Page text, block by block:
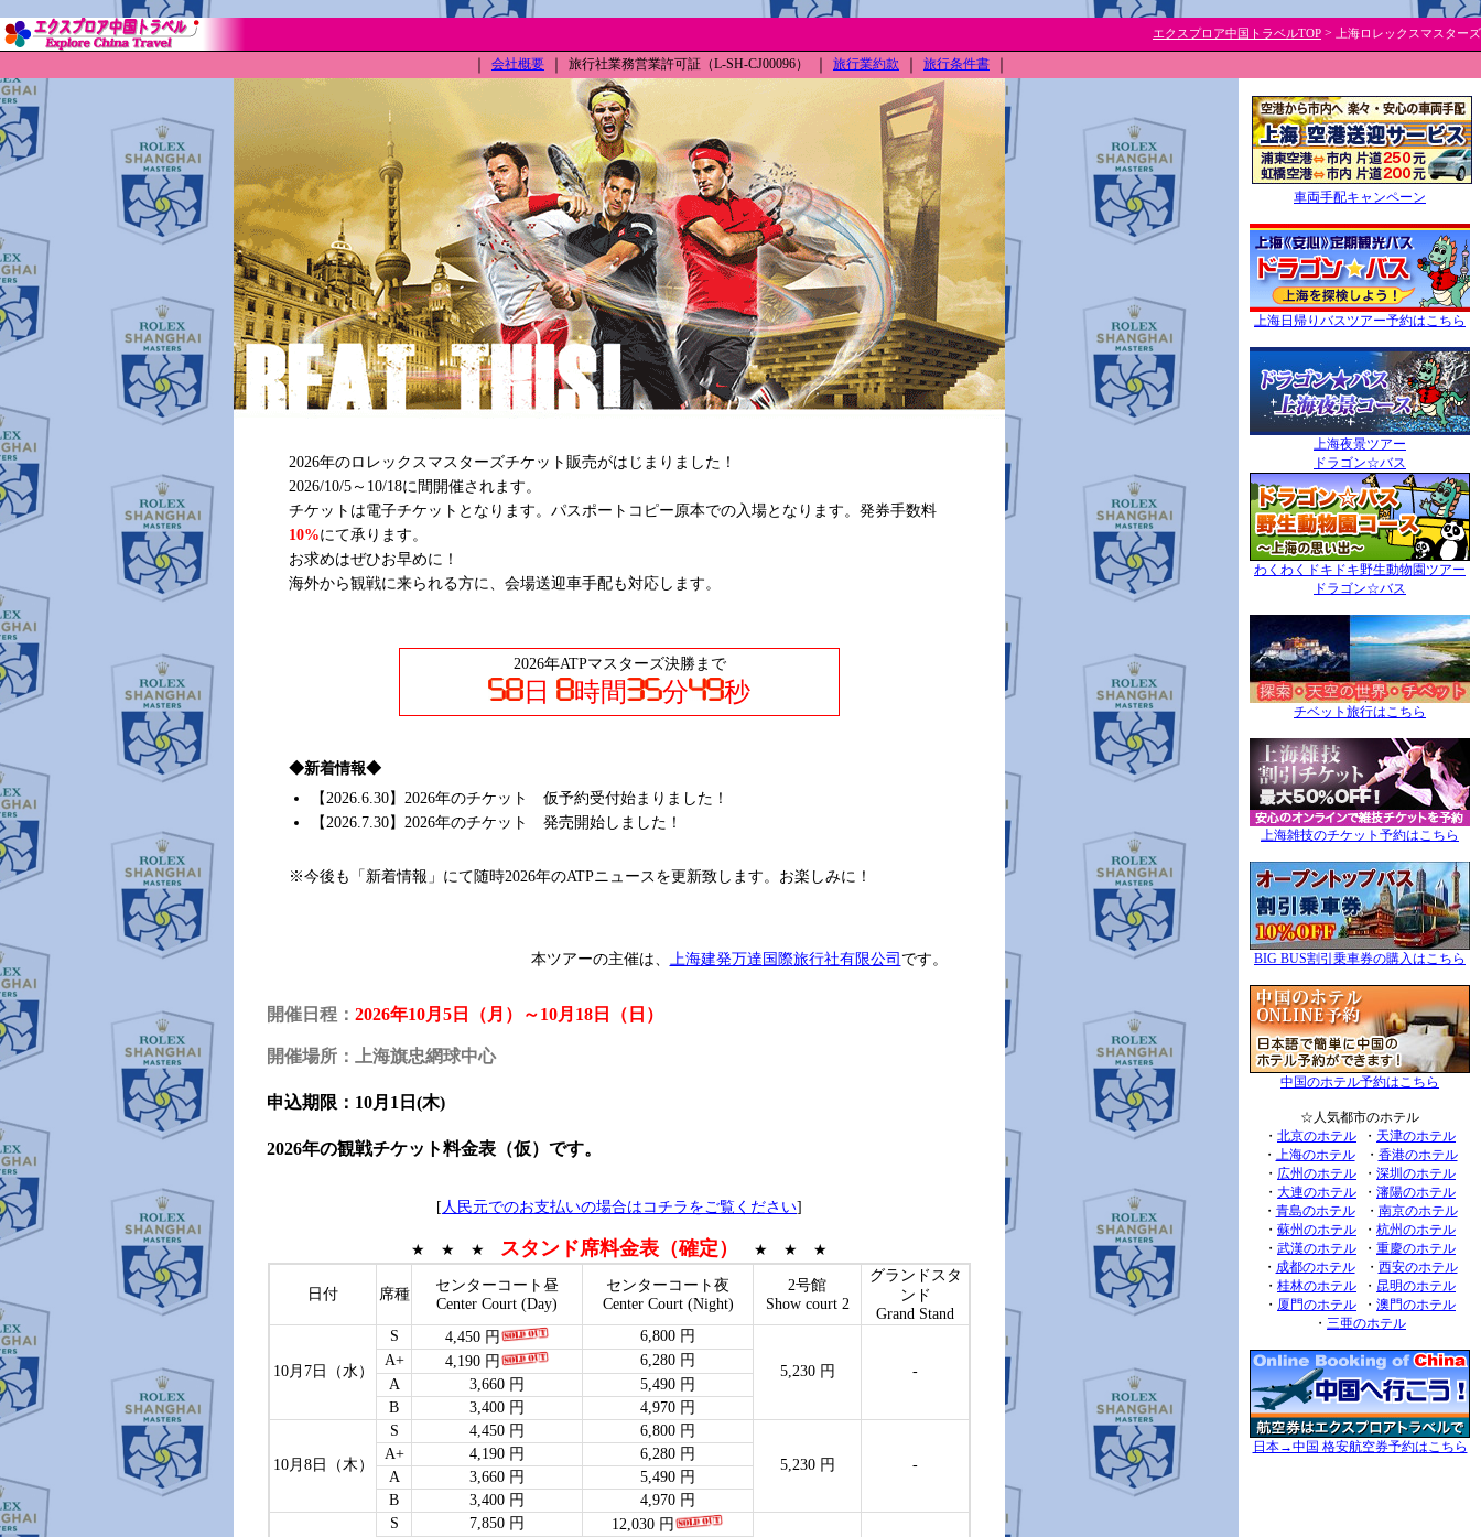
エクスプロア中国トラベルTOP > 上海ロレックスマスターズ
会社概要 旅行社業務営業許可証（L-SH-CJ00096） 旅行業約款 旅行条件書
2026年のロレックスマスターズチケット販売がはじまりました！
2026/10/5～10/18に間開催されます。
チケットは電子チケットとなります。パスポートコピー原本での入場となります。発券手数料
10%にて承ります。
お求めはぜひお早めに！
海外から観戦に来られる方に、会場送迎車手配も対応します。
2026年ATPマスターズ決勝まで
日 時間 分 秒
◆新着情報◆
【2026.6.30】2026年のチケット 仮予約受付始まりました！
【2026.7.30】2026年のチケット 発売開始しました！
※今後も「新着情報」にて随時2026年のATPニュースを更新致します。お楽しみに！
本ツアーの主催は、 上海建発万達国際旅行社有限公司 です。
開催日程： 2026年10月5日（月）～10月18日（日）
開催場所：上海旗忠網球中心
申込期限：10月1日(木)
2026年の観戦チケット料金表（仮）です。
[ 人民元でのお支払いの場合はコチラをご覧ください]
★ ★ ★ スタンド席料金表（確定） ★ ★ ★
日付 席種
センターコート昼
Center Court (Day)
センターコート夜
Center Court (Night)
2号館
Show court 2
グランドスタ
ンド
Grand Stand
10月7日（水）
S 4,450 円 6,800 円
5,230 円 -
A+ 4,190 円
6,280 円
A
3,660 円
5,490 円
B
3,400 円 4,970 円
10月8日（木）
S 4,450 円 6,800 円
5,230 円 -
A+ 4,190 円
6,280 円
A
3,660 円
5,490 円
B
3,400 円 4,970 円
S 7,850 円 12,030 円
車両手配キャンペーン
上海日帰りバスツアー予約はこちら
上海夜景ツアー
ドラゴン☆バス
わくわくドキドキ野生動物園ツアー
ドラゴン☆バス
チベット旅行はこちら
上海雑技のチケット予約はこちら
BIG BUS割引乗車券の購入はこちら
中国のホテル予約はこちら
☆人気都市のホテル
・ 北京のホテル ・ 天津のホテル
・ 上海のホテル・ 香港のホテル
・ 広州のホテル ・ 深圳のホテル
・ 大連のホテル ・ 瀋陽のホテル
・ 青島のホテル・ 南京のホテル
・ 蘇州のホテル ・ 杭州のホテル
・ 武漢のホテル ・ 重慶のホテル
・ 成都のホテル・ 西安のホテル
・ 桂林のホテル ・ 昆明のホテル
・ 厦門のホテル ・ 澳門のホテル
・ 三亜のホテル
日本→中国 格安航空券予約はこちら